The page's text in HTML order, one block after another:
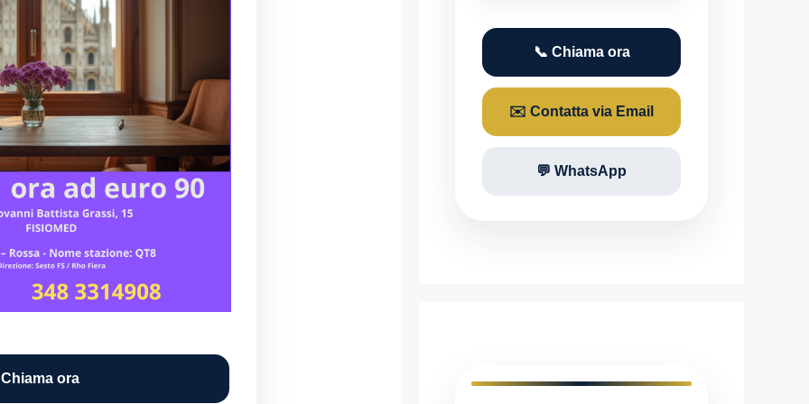
ora
📞 Chiama ora
✉️ Contatta via Email
💬 WhatsApp